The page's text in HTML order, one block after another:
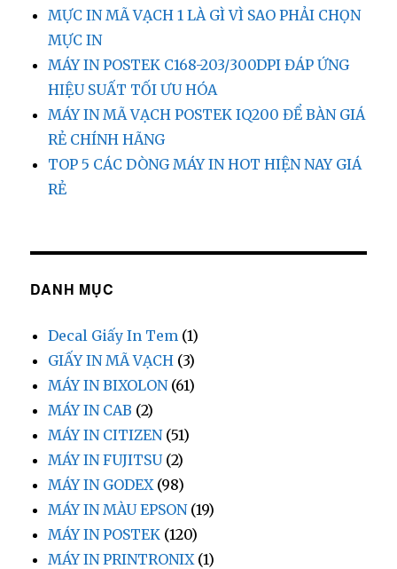
MỰC IN MÃ VẠCH 1 LÀ GÌ VÌ SAO PHẢI CHỌN
MỰC IN
MÁY IN POSTEK C168-203/300DPI ĐÁP ỨNG
HIỆU SUẤT TỐI ƯU HÓA
MÁY IN MÃ VẠCH POSTEK IQ200 ĐỂ BÀN GIÁ
RẺ CHÍNH HÃNG
TOP 5 CÁC DÒNG MÁY IN HOT HIỆN NAY GIÁ
RẺ
DANH MỤC
Decal Giấy In Tem (1)
GIẤY IN MÃ VẠCH (3)
MÁY IN BIXOLON(61)
MÁY IN CAB (2)
MÁY IN CITIZEN(51)
MÁY IN FUJITSU(2)
MÁY IN GODEX (98)
MÁY IN MÀU EPSON(19)
MÁY IN POSTEK (120)
MÁY IN PRINTRONIX (1)